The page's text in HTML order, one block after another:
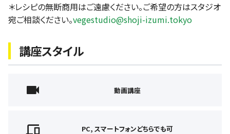
＊レシピの無断商用はご遠慮ください。ご希望の方はスタジオ
宛ご相談ください。vegestudio@shoji-izumi.tokyo
講座スタイル
動画講座
PC, スマートフォンどちらでも可